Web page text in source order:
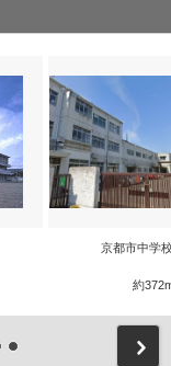
京都市中学
約